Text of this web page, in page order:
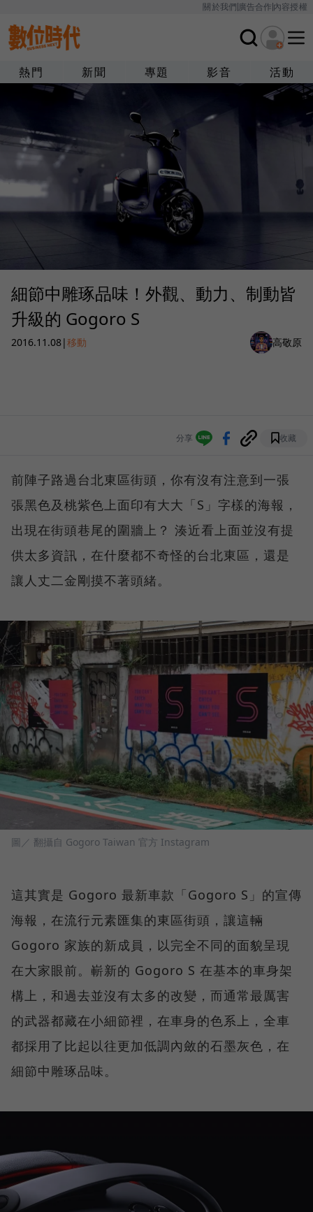
關於我們廣告合作內容授權
熱門 新聞 專題 影音 活動
細節中雕琢品味！外觀、動力、制動皆
升級的 Gogoro S
2016.11.08|移動 高敬原
分享 收藏
前陣子路過台北東區街頭，你有沒有注意到一張
張黑色及桃紫色上面印有大大「S」字樣的海報，
出現在街頭巷尾的圍牆上？ 湊近看上面並沒有提
供太多資訊，在什麼都不奇怪的台北東區，還是
讓人丈二金剛摸不著頭緒。
圖／ 翻攝自 Gogoro Taiwan 官方 Instagram
這其實是 Gogoro 最新車款「Gogoro S」的宣傳
海報，在流行元素匯集的東區街頭，讓這輛
Gogoro 家族的新成員，以完全不同的面貌呈現
在大家眼前。嶄新的 Gogoro S 在基本的車身架
構上，和過去並沒有太多的改變，而通常最厲害
的武器都藏在小細節裡，在車身的色系上，全車
都採用了比起以往更加低調內斂的石墨灰色，在
細節中雕琢品味。